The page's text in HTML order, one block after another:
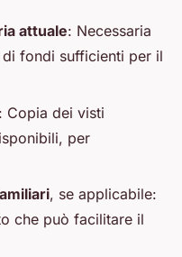
attuale: Necessaria
fondi sufficienti per il
: Copia dei visti
per
, se applicabile:
che può facilitare il